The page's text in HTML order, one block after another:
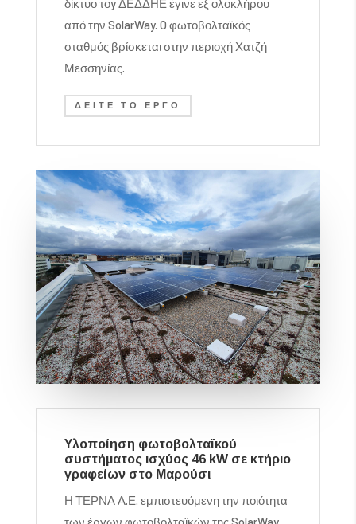
από την SolarWay. O φωτοβολταϊκός
σταθμός βρίσκεται στην περιοχή Χατζή
Μεσσηνίας.
ΔΕΊΤΕ ΤΟ ΈΡΓΟ
Υλοποίηση φωτοβολταϊκού
συστήματος ισχύος 46 kW σε κτήριο
γραφείων στο Μαρούσι
Η ΤΕΡΝΑ Α.Ε. εμπιστευόμενη την ποιότητα